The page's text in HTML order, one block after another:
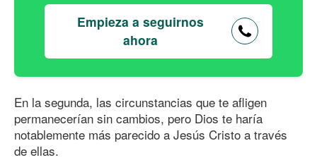
Empieza a seguirnos
ahora
En la segunda, las circunstancias que te afligen
permanecerían sin cambios, pero Dios te haría
notablemente más parecido a Jesús Cristo a través
de ellas.